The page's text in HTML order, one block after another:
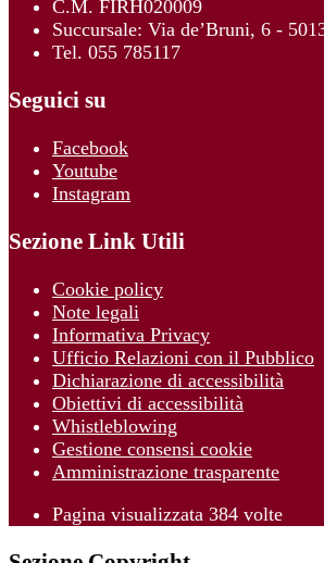
C.M. FIRH020009
Succursale: Via de’Bruni, 6 -
Tel. 055 785117
Seguici su
Facebook
Youtube
Instagram
Sezione Link Utili
Cookie policy
Note legali
Informativa Privacy
Ufficio Relazioni con il Pubblico
Dichiarazione di accessibilità
Obiettivi di accessibilità
Whistleblowing
Gestione consensi cookie
Amministrazione trasparente
Pagina visualizzata 384 volte